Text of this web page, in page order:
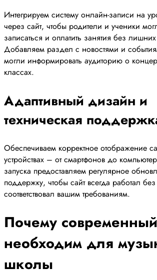
Интегрируем систему онлайн-записи на
через сайт, чтобы родители и ученики
записаться и оплатить занятия без
Добавляем раздел с новостями и
могли информировать аудиторию о
классах.
Адаптивный дизайн и
техническая
Обеспечиваем корректное отображение
устройствах – от смартфонов до
запуска предоставляем регулярное
поддержку, чтобы сайт всегда работал
соответствовал вашим требованиям.
Почему
необходим для
школы